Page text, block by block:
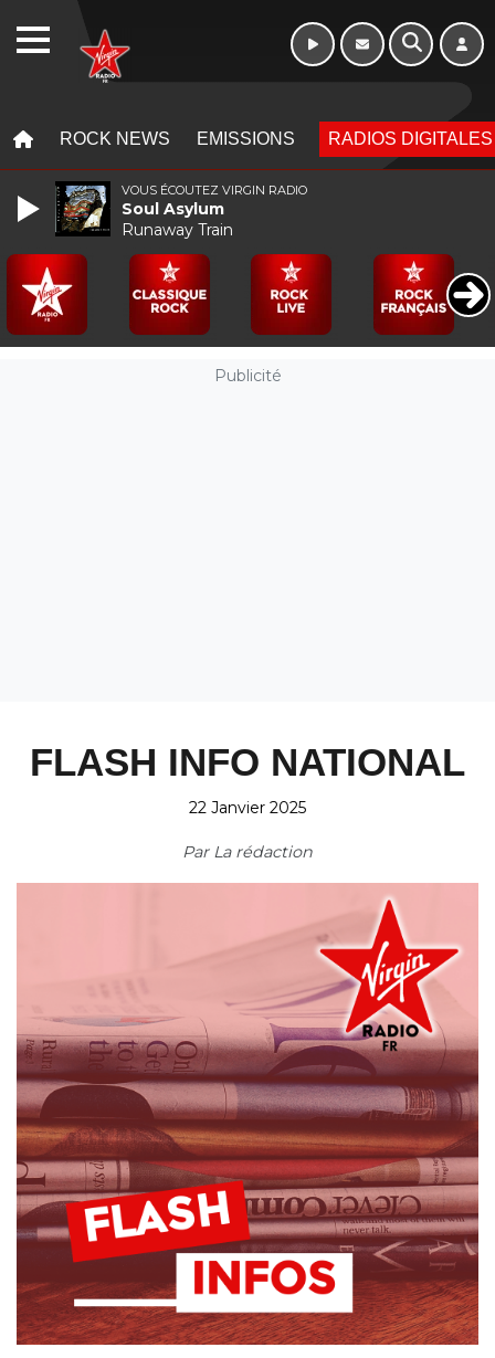
ROCK NEWS EMISSIONS RADIOS DIGITALES
Publicité
FLASH INFO NATIONAL
22 Janvier 2025
Par La rédaction
VOUS ÉCOUTEZ VIRGIN RADIO
Soul Asylum
Runaway Train
WEBRADIO